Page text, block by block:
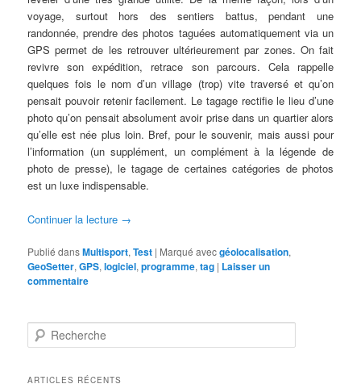
voyage, surtout hors des sentiers battus, pendant une
randonnée, prendre des photos taguées automatiquement via un
GPS permet de les retrouver ultérieurement par zones. On fait
revivre son expédition, retrace son parcours. Cela rappelle
quelques fois le nom d’un village (trop) vite traversé et qu’on
pensait pouvoir retenir facilement. Le tagage rectifie le lieu d’une
photo qu’on pensait absolument avoir prise dans un quartier alors
qu’elle est née plus loin. Bref, pour le souvenir, mais aussi pour
l’information (un supplément, un complément à la légende de
photo de presse), le tagage de certaines catégories de photos
est un luxe indispensable.
Continuer la lecture →
Publié dansMultisport,Test | Marqué avecgéolocalisation,
GeoSetter,GPS,logiciel,programme,tag | Laisser un
commentaire
e
h
ARTICLES RÉCENTS